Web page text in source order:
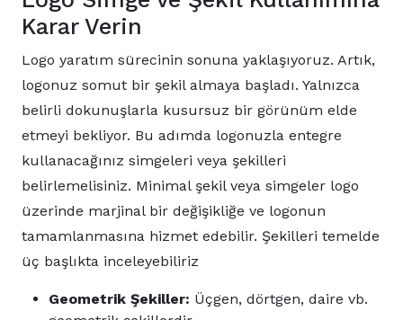
Karar Verin
Logo yaratım sürecinin sonuna yaklaşıyoruz. Artık,
logonuz somut bir şekil almaya başladı. Yalnızca
belirli dokunuşlarla kusursuz bir görünüm elde
etmeyi bekliyor. Bu adımda logonuzla entegre
kullanacağınız simgeleri veya şekilleri
belirlemelisiniz. Minimal şekil veya simgeler logo
üzerinde marjinal bir değişikliğe ve logonun
tamamlanmasına hizmet edebilir. Şekilleri temelde
üç başlıkta inceleyebiliriz
Geometrik Şekiller: Üçgen, dörtgen, daire vb.